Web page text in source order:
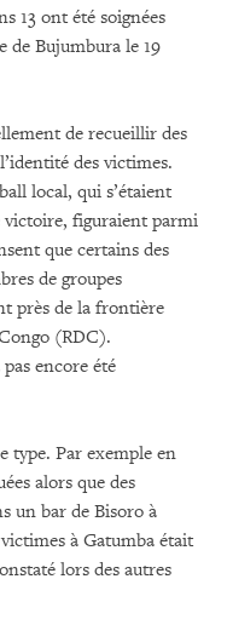
13 ont été soignées
de Bujumbura le 19
de recueillir des
des victimes.
local, qui s’étaient
victoire, figuraient parmi
que certains des
de groupes
près de la frontière
(RDC).
encore été
type. Par exemple en
alors que des
un bar de Bisoro à
à Gatumba était
lors des autres